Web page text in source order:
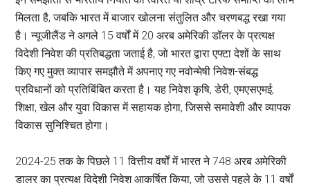
मिलता है, जबकि भारत में बाजार खोलना संतुलित और चरणबद्ध रखा गया
है। न्यूजीलैंड ने अगले 15 वर्षों में 20 अरब अमेरिकी डॉलर के प्रत्यक्ष
विदेशी निवेश की प्रतिबद्धता जताई है, जो भारत द्वारा एफ्टा देशों के साथ
किए गए मुक्त व्यापार समझौते में अपनाए गए नवोन्मेषी निवेश-संबद्ध
प्रविधानों को प्रतिबिंबित करता है। यह निवेश कृषि, डेरी, एमएसएमई,
शिक्षा, खेल और युवा विकास में सहायक होगा, जिससे समावेशी और व्यापक
विकास सुनिश्चित होगा।
2024-25 तक के पिछले 11 वित्तीय वर्षों में भारत ने 748 अरब अमेरिकी
डालर का प्रत्यक्ष विदेशी निवेश आकर्षित किया, जो उससे पहले के 11 वर्षों